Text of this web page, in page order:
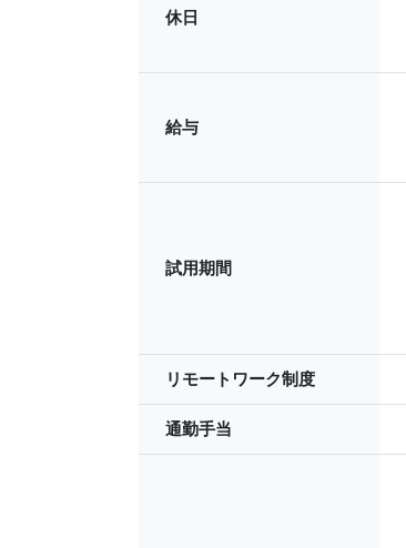
休日
給与
試用期間
リモートワーク制度
通勤手当